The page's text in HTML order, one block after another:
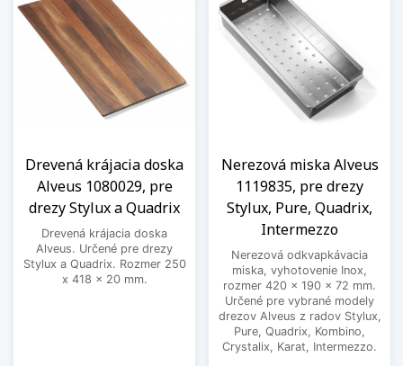
Drevená krájacia doska
Alveus 1080029, pre
drezy Stylux a Quadrix
Drevená krájacia doska
Alveus. Určené pre drezy
Stylux a Quadrix. Rozmer 250
x 418 x 20 mm.
Nerezová miska Alveus
1119835, pre drezy
Stylux, Pure, Quadrix,
Intermezzo
Nerezová odkvapkávacia
miska, vyhotovenie Inox,
rozmer 420 x 190 x 72 mm.
Určené pre vybrané modely
drezov Alveus z radov Stylux,
Pure, Quadrix, Kombino,
Crystalix, Karat, Intermezzo.